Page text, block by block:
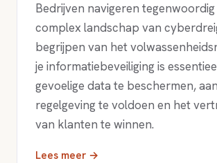
Bedrijven navigeren
complex landschap van
begrijpen van het
je informatiebeveiliging is
gevoelige data te beschermen,
regelgeving te voldoen en het
van klanten te winnen.
Lees meer →